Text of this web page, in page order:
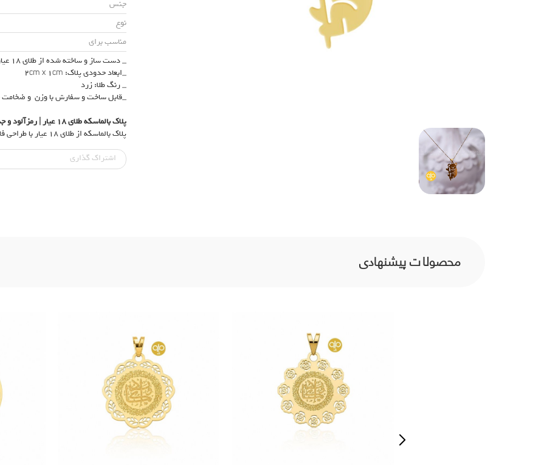
جنس
نوع
مناسب برای
_ دست ساز و ساخته شده از طلای 18 عیار (750)
_ابعاد حدودی پلاک: 2cm x 1cm
_ رنگ طلا: زرد
_قابل ساخت و سفارش با وزن و
پلاک بالماسکه طلای۱۸ عیار | رمزآلود
پلاک بالماسکه از طلای ۱۸ عیار با طراحی فانتزی، مناسب خرید پلاک طلا خاص برای استایل‌های متفاوت است.
اشتراک‌ گذاری
محصولات پیشنهادی